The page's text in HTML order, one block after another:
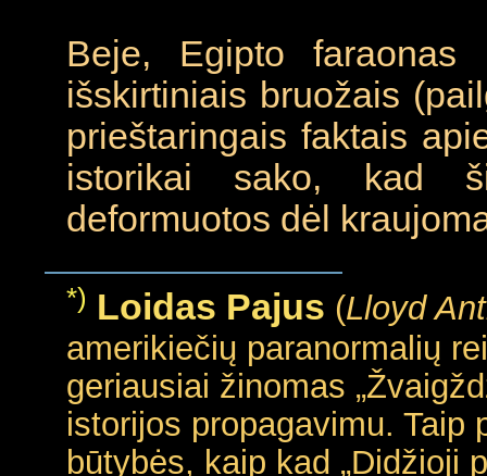
Beje, Egipto
išskirtiniais bruožais
prieštaringais faktais
istorikai sako, kad
deformuotos dėl
*) Loidas Pajus (Lloyd
amerikiečių paranormalių
geriausiai žinomas
istorijos propagavimu. Taip
būtybės, kaip kad „Didžioji